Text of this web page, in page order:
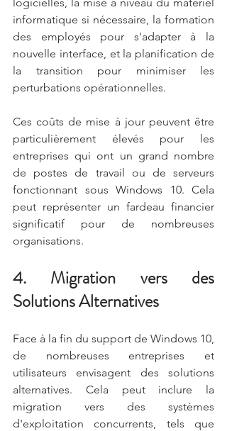
logicielles, la mise à niveau du matériel
informatique si nécessaire, la formation
des employés pour s'adapter à la
nouvelle interface, et la planification de
la transition pour minimiser les
perturbations opérationnelles.
Ces coûts de mise à jour peuvent être
particulièrement élevés pour les
entreprises qui ont un grand nombre
de postes de travail ou de serveurs
fonctionnant sous Windows 10. Cela
peut représenter un fardeau financier
significatif pour de nombreuses
organisations.
4. Migration vers des
Solutions Alternatives
Face à la fin du support de Windows 10,
de nombreuses entreprises et
utilisateurs envisagent des solutions
alternatives. Cela peut inclure la
migration vers des systèmes
d'exploitation concurrents, tels que